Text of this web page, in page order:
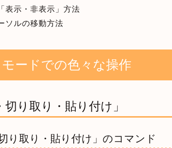
表示・非表示」方法
ソルの移動方法
ードでの色々な操作
切り取り・貼り付け」
り取り・貼り付け」のコマンド